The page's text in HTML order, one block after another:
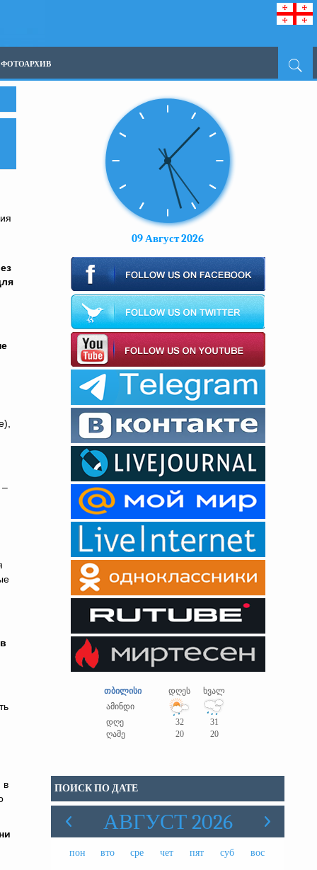
ФОТОАРХИВ
–
в
09 Август 2026
თბილისი დღეს
ხვალ
ამინდი
დღე
32
31
ღამე
20 20
ПОИСК ПО ДАТЕ
АВГУСТ 2026
пон вто сре чет пят суб вос